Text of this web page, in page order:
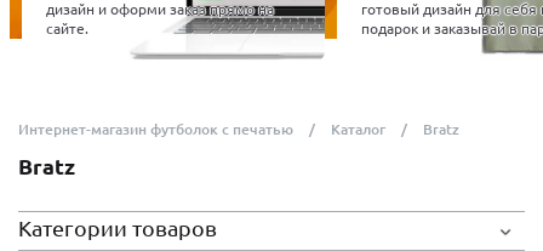
дизайн и оформи заказ прямо на
сайте.
готовый дизайн для себя
подарок и заказывай в
Интернет-магазин футболок с печатью Каталог Bratz
Bratz
Категории товаров